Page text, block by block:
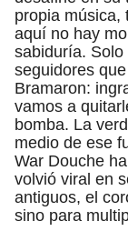
propia música,
aquí no hay
sabiduría.
seguidores
Bramaron:
vamos a
bomba. La
medio de ese
War Douche
volvió viral en
antiguos, el
sino para